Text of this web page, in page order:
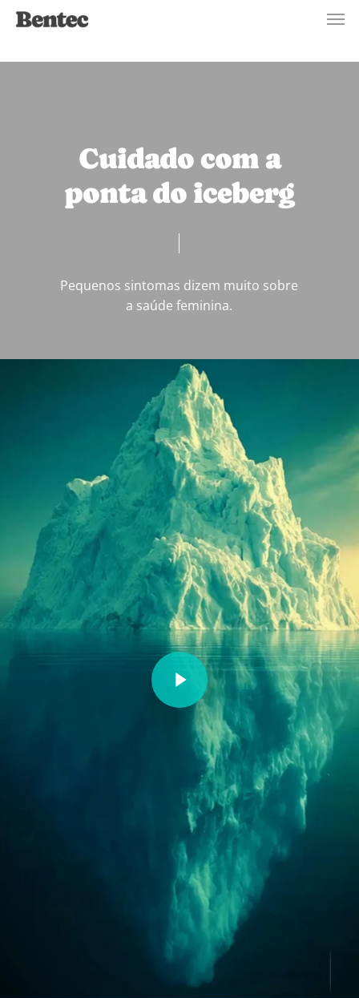
Skip
Cuidado com a
ponta do iceberg
Pequenos sintomas dizem muito sobre
a saúde feminina.
Play Video
Play Video